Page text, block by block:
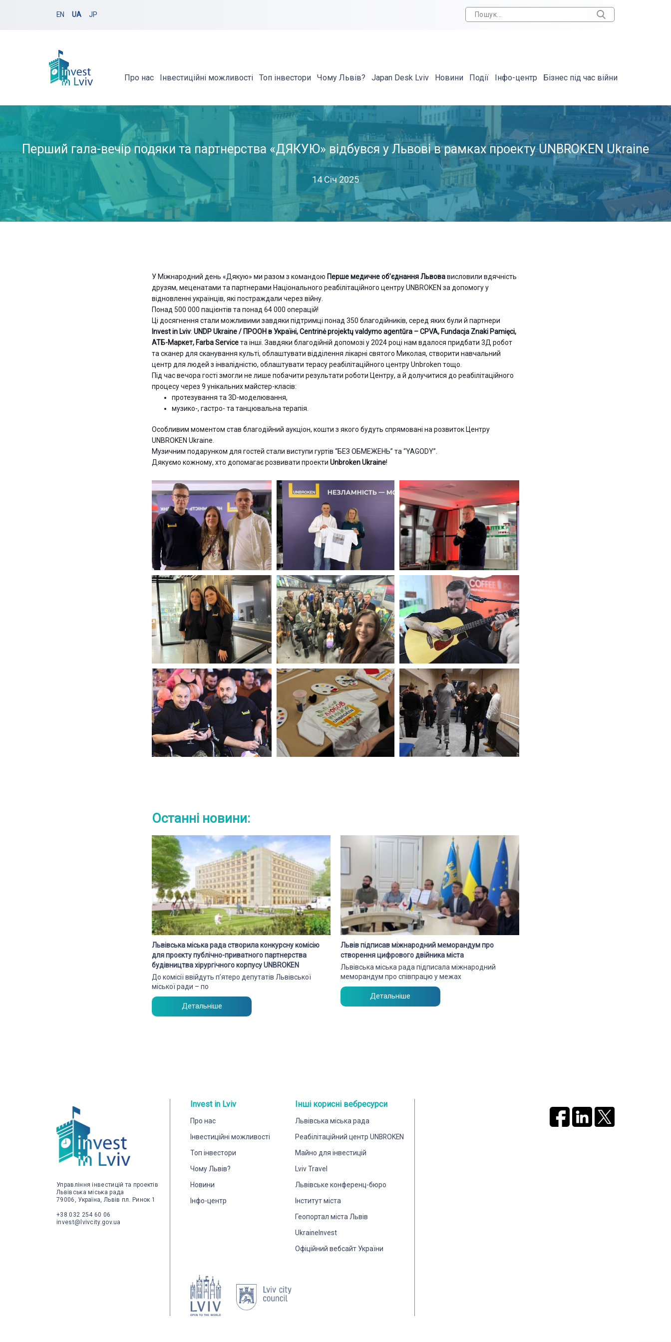
EN UA JP
Про нас Інвестиційні можливості Топ інвестори Чому Львів? Japan Desk Lviv Новини Події Інфо-центр Бізнес під час війни
Перший гала-вечір подяки та партнерства «ДЯКУЮ» відбувся у Львові в рамках проекту UNBROKEN Ukraine
14 Січ 2025
У Міжнародний день «Дякую» ми разом з командою Перше медичне об’єднання Львовависловили вдячність
друзям, меценатами та партнерами Національного реабілітаційного центру UNBROKEN за допомогу у
відновленні українців, які постраждали через війну.
Понад 500 000 пацієнтів та понад 64 000 операцій!
Ці досягнення стали можливими завдяки підтримці понад 350 благодійників, серед яких були й партнери
Invest in Lviv:UNDP Ukraine / ПРООН в Україні,Centrinė projektų valdymo agentūra – CPVA, Fundacja Znaki Pamięci,
АТБ-Маркет, Farba Serviceта інші. Завдяки благодійній допомозі у 2024 році нам вдалося придбати 3Д робот
та сканер для сканування культі, облаштувати відділення лікарні святого Миколая, створити навчальний
центр для людей з інвалідністю, облаштувати терасу реабілітаційного центру Unbroken тощо.
Під час вечора гості змогли не лише побачити результати роботи Центру, а й долучитися до реабілітаційного
процесу через 9 унікальних майстер-класів:
протезування та 3D-моделювання,
музико-, гастро- та танцювальна терапія.
Особливим моментом став благодійний аукціон, кошти з якого будуть спрямовані на розвиток Центру
UNBROKEN Ukraine.
Музичним подарунком для гостей стали виступи гуртів “БЕЗ ОБМЕЖЕНЬ” та “YAGODY”.
Дякуємо кожному, хто допомагає розвивати проектиUnbroken Ukraine!
Останні новини:
Львівська міська рада створила конкурсну комісію
для проєкту публічно-приватного партнерства
будівництва хірургічного корпусу UNBROKEN
До комісії ввійдуть п’ятеро депутатів Львівської
міської ради – по
Детальніше
Львів підписав міжнародний меморандум про
створення цифрового двійника міста
Львівська міська рада підписала міжнародний
меморандум про співпрацю у межах
Детальніше
Управління інвестицій та проектів
Львівська міська рада
79006, Україна, Львів пл. Ринок 1
+38 032 254 60 06
invest@lvivcity.gov.ua
Invest in Lviv
Про нас
Інвестиційні можливості
Топ інвестори
Чому Львів?
Новини
Інфо-центр
Інші корисні вебресурси
Львівська міська рада
Реабілітаційний центр UNBROKEN
Майно для інвестицій
Lviv Travel
Львівське конференц-бюро
Інститут міста
Геопортал міста Львів
UkraineInvest
Офіційний вебсайт України